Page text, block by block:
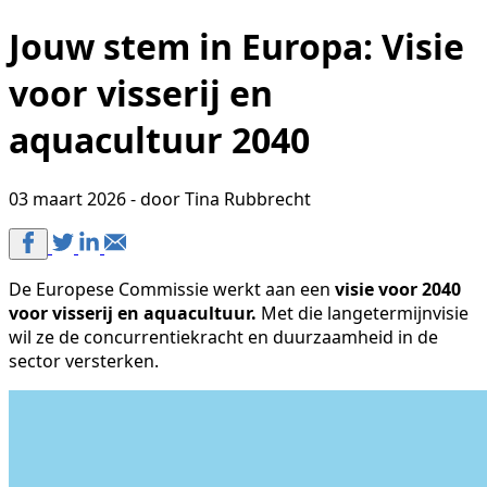
Jouw stem in Europa: Visie
voor visserij en
aquacultuur 2040
03 maart 2026 - door Tina Rubbrecht
De Europese Commissie werkt aan een visie voor 2040
voor visserij en aquacultuur. Met die langetermijnvisie
wil ze de concurrentiekracht en duurzaamheid in de
sector versterken.